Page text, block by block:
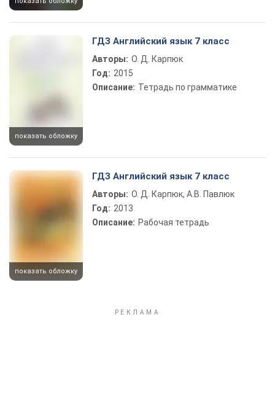
показать обложку
ГДЗ Английский язык 7 класс
Авторы: О. Д. Карпюк
Год: 2015
Описание: Тетрадь по грамматике
показать обложку
ГДЗ Английский язык 7 класс
Авторы: О. Д. Карпюк, А.В. Павлюк
Год: 2013
Описание: Рабочая тетрадь